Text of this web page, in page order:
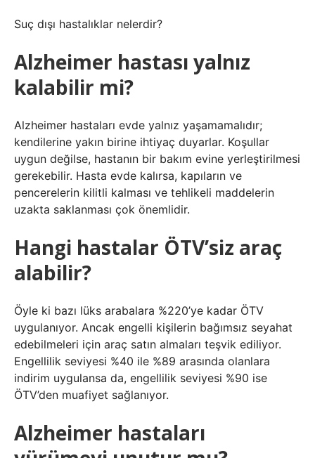
Suç dışı hastalıklar nelerdir?
Alzheimer hastası yalnız
kalabilir mi?
Alzheimer hastaları evde yalnız yaşamamalıdır;
kendilerine yakın birine ihtiyaç duyarlar. Koşullar
uygun değilse, hastanın bir bakım evine yerleştirilmesi
gerekebilir. Hasta evde kalırsa, kapıların ve
pencerelerin kilitli kalması ve tehlikeli maddelerin
uzakta saklanması çok önemlidir.
Hangi hastalar ÖTV’siz araç
alabilir?
Öyle ki bazı lüks arabalara %220’ye kadar ÖTV
uygulanıyor. Ancak engelli kişilerin bağımsız seyahat
edebilmeleri için araç satın almaları teşvik ediliyor.
Engellilik seviyesi %40 ile %89 arasında olanlara
indirim uygulansa da, engellilik seviyesi %90 ise
ÖTV’den muafiyet sağlanıyor.
Alzheimer hastaları